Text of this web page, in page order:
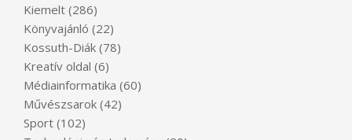
Kiemelt (286)
Könyvajánló (22)
Kossuth-Diák (78)
Kreatív oldal (6)
Médiainformatika (60)
Művészsarok (42)
Sport (102)